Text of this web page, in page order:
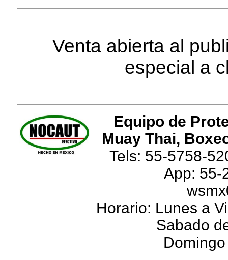
Venta abierta al
especial a
Equipo de
Muay Thai,
Tels: 55-5758-
App: 55-
Horario: Lunes a
Sabado